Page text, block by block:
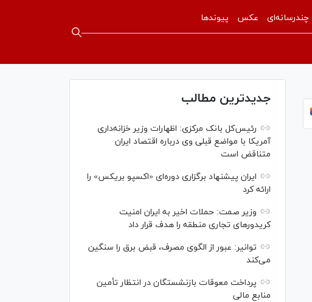
چندرسانه‌ای عکس پیوندها
جدیدترین مطالب
رئیس‌کل بانک مرکزی: اظهارات وزیر خزانه‌داری
آمریکا با مواضع قبلی وی درباره اقتصاد ایران
متناقض است
ایران پیشنهاد برگزاری دوره‌ای «اکسپو بریکس» را
ارائه کرد
وزیر صمت: حملات اخیر به ایران امنیت
کریدورهای تجاری منطقه را هدف قرار داد
توانیر: عبور از الگوی مصرف، قبض برق را سنگین
می‌کند
پرداخت معوقات بازنشستگان در انتظار تأمین
منابع مالی